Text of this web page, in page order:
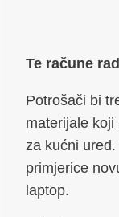
Te račune
Potrošači bi
materijale
za kućni
primjerice
laptop.